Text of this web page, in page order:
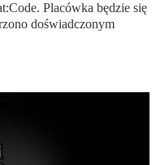
Placówka będzie się
doświadczonym